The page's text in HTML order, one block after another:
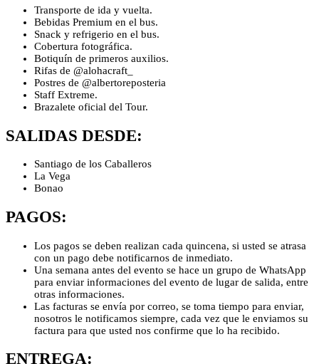
Transporte de ida y vuelta.
Bebidas Premium en el bus.
Snack y refrigerio en el bus.
Cobertura fotográfica.
Botiquín de primeros auxilios.
Rifas de @alohacraft_
Postres de @albertoreposteria
Staff Extreme.
Brazalete oficial del Tour.
SALIDAS DESDE:
Santiago de los Caballeros
La Vega
Bonao
PAGOS:
Los pagos se deben realizan cada quincena, si usted se atrasa
con un pago debe notificarnos de inmediato.
Una semana antes del evento se hace un grupo de WhatsApp
para enviar informaciones del evento de lugar de salida, entre
otras informaciones.
Las facturas se envía por correo, se toma tiempo para enviar,
nosotros le notificamos siempre, cada vez que le enviamos su
factura para que usted nos confirme que lo ha recibido.
ENTREGA: